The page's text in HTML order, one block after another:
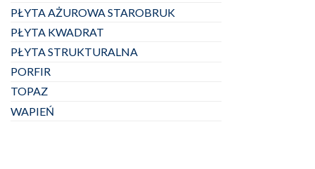
PŁYTA AŻUROWA STAROBRUK
PŁYTA KWADRAT
PŁYTA STRUKTURALNA
PORFIR
TOPAZ
WAPIEŃ